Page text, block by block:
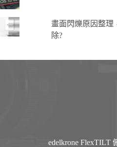
畫面閃爍原因整理
除?
edelkrone FlexTILT